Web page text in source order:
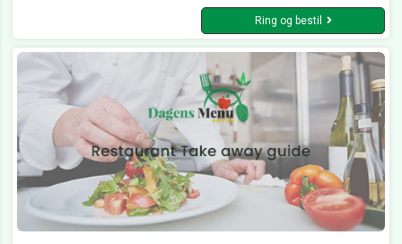
Ring og bestil